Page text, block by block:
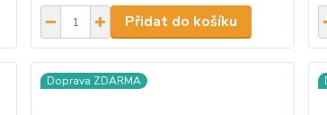
Přidat do košíku
Doprava ZDARMA